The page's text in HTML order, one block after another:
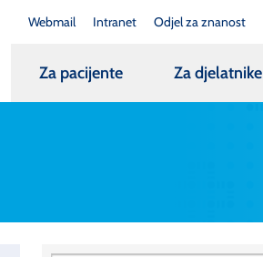
Webmail Intranet Odjel za znanost
Za pacijente Za djelatnike